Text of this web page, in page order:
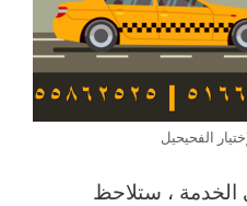
الفحيحيل
الخدمة ، ستلاحظ